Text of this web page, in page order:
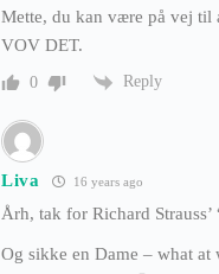
Mette, du kan være på vej
VOV DET.
0 Reply
Liva 16 years ago
Årh, tak for Richard
Og sikke en Dame – what